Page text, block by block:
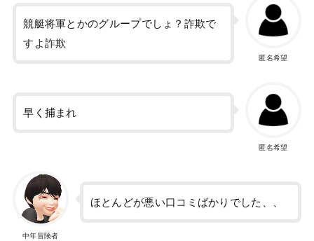
匿名希望
競艇将軍とかのグループでしょ？詐欺で
すよ詐欺
匿名希望
早く捕まれ
中年冒険者
ほとんどが悪い口コミばかりでした、、